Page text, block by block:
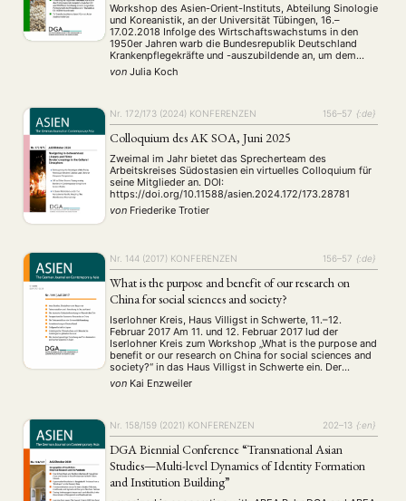
Workshop des Asien-Orient-Instituts, Abteilung Sinologie
und Koreanistik, an der Universität Tübingen, 16.–
17.02.2018 Infolge des Wirtschaftswachstums in den
1950er Jahren warb die Bundesrepublik Deutschland
Krankenpflegekräfte und -auszubildende an, um dem
bestehenden Arbeitskräftemangel entgegenzuwirken.
Urmilla Goel (Humboldt-Universität zu Berlin) und You
Abschiebung – Zur …
von Julia Koch
Nr. 172/173 (2024) KONFERENZEN 156–57 {:de}
Colloquium des AK SOA, Juni 2025
Zweimal im Jahr bietet das Sprecherteam des
Arbeitskreises Südostasien ein virtuelles Colloquium für
seine Mitglieder an. DOI:
https://doi.org/10.11588/asien.2024.172/173.28781
von Friederike Trotier
Nr. 144 (2017) KONFERENZEN 156–57 {:de}
What is the purpose and benefit of our research on
China for social sciences and society?
Iserlohner Kreis, Haus Villigst in Schwerte, 11.–12.
Februar 2017 Am 11. und 12. Februar 2017 lud der
Iserlohner Kreis zum Workshop „What is the purpose and
benefit or our research on China for social sciences and
society?“ in das Haus Villigst in Schwerte ein. Der
Iserlohner Kreis ist ein informeller Zusammenschluss
sozialwissenschaftlich zu China arbeitender …
von Kai Enzweiler
Nr. 158/159 (2021) KONFERENZEN 202–13 {:en}
DGA Biennial Conference “Transnational Asian
Studies—Multi-level Dynamics of Identity Formation
and Institution Building”